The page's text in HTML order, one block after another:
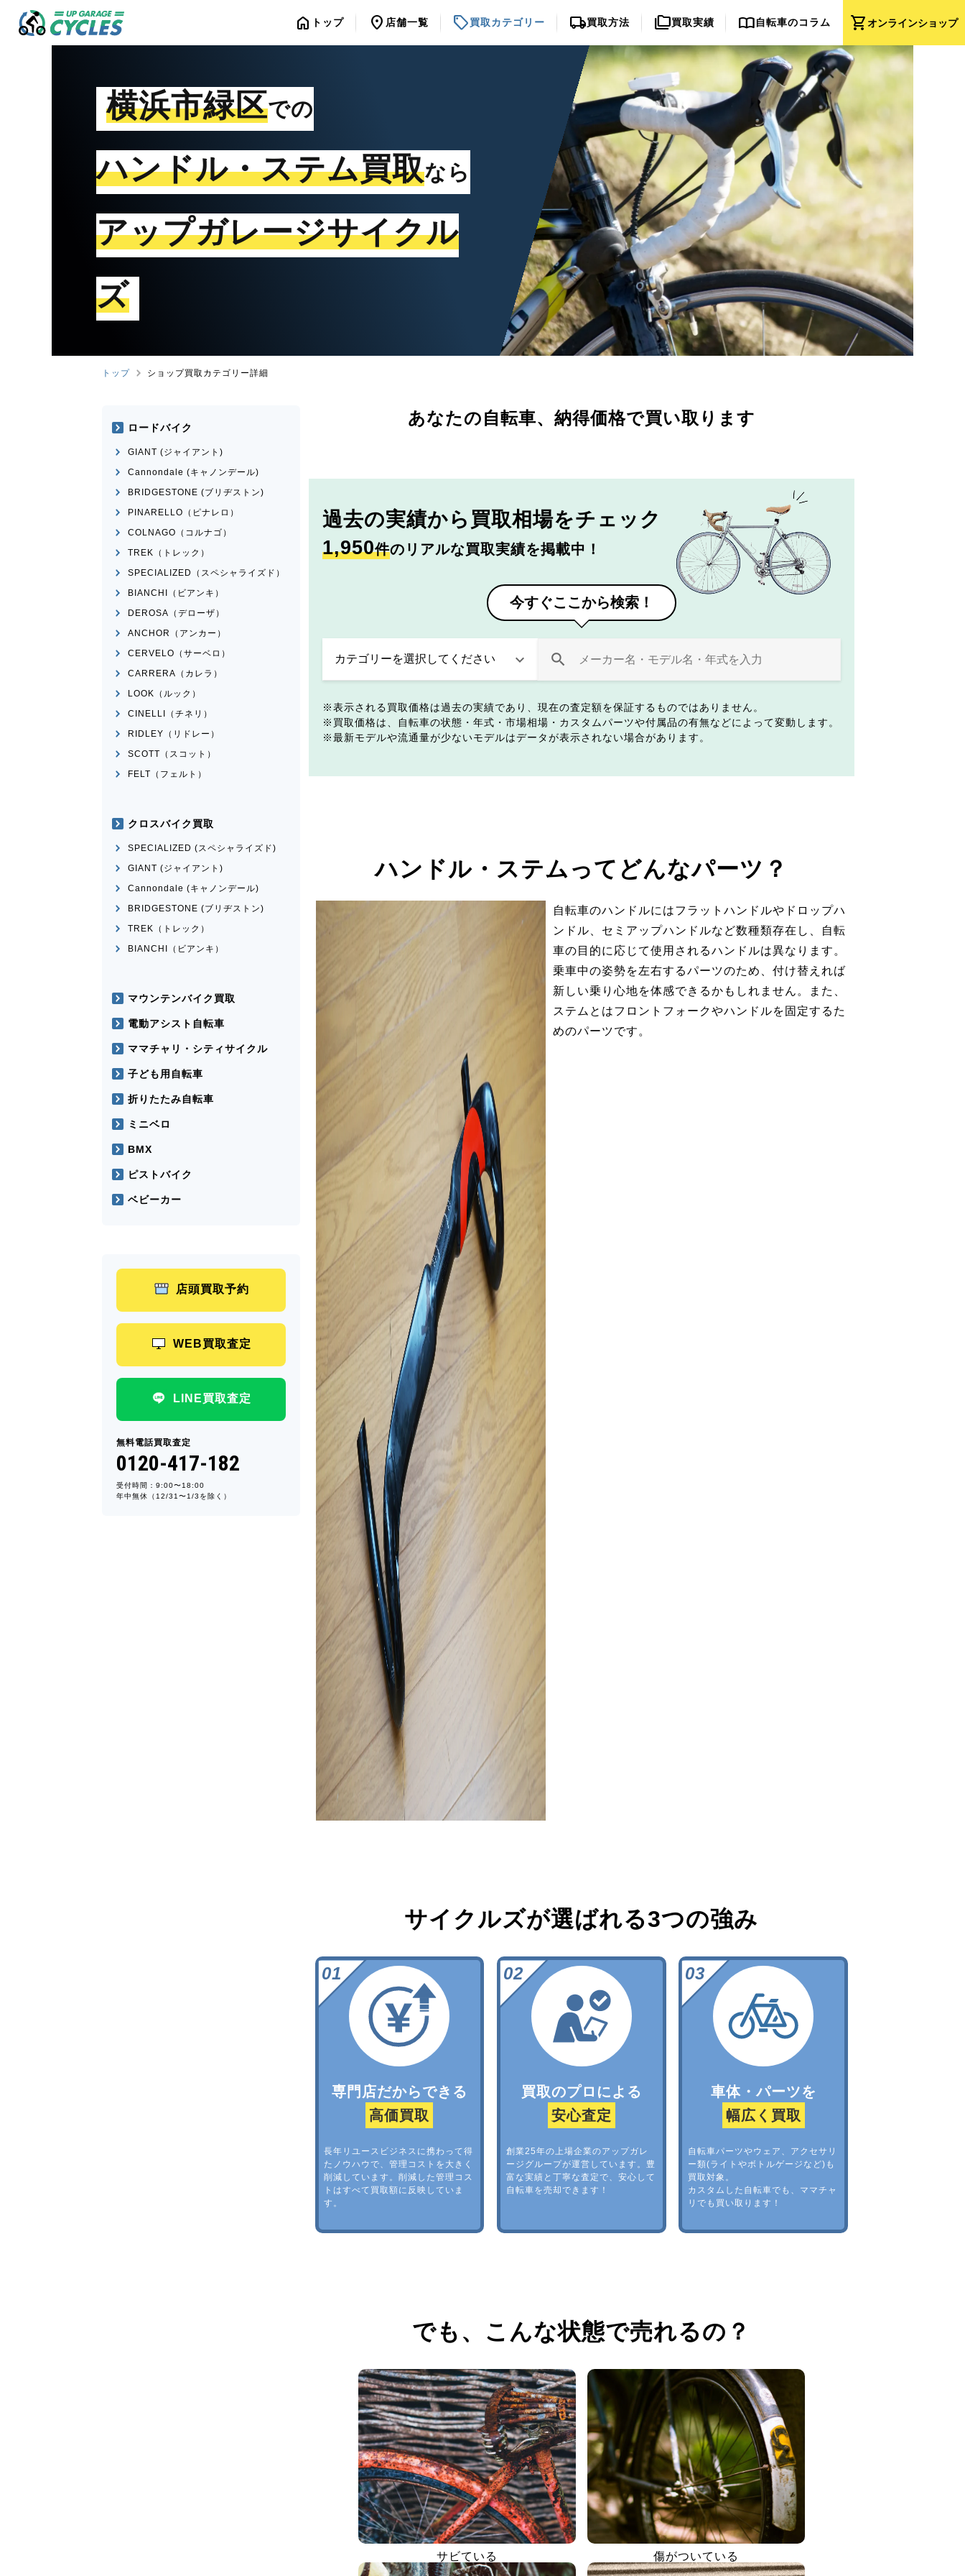
shopping_cartオンラインショップ
home トップ location_on 店舗一覧 sell買取カテゴリー local_shipping買取方法 folder_copy買取実績 import_contacts自転車のコラム
横浜市緑区での
ハンドル・ステム買取なら
アップガレージサイクル
ズ
トップ ショップ買取カテゴリー詳細
あなたの自転車、 納得価格で買い取ります
過去の実績から 買取相場をチェック
1,950件のリアルな買取実績を掲載中！
今すぐここから検索！
表示される買取価格は過去の実績であり、現在の査定額を保証するものではありません。
買取価格は、自転車の状態・年式・市場相場・カスタムパーツや付属品の有無などによって変動します。
最新モデルや流通量が少ないモデルはデータが表示されない場合があります。
ハンドル・ステムってどんなパーツ？
自転車のハンドルにはフラットハンドルやドロップハ
ンドル、セミアップハンドルなど数種類存在し、自転
車の目的に応じて使用されるハンドルは異なります。
乗車中の姿勢を左右するパーツのため、付け替えれば
新しい乗り心地を体感できるかもしれません。また、
ステムとはフロントフォークやハンドルを固定するた
めのパーツです。
サイクルズが選ばれる3つの強み
専門店だからできる
高価買取
長年リユースビジネスに携わって得
たノウハウで、管理コストを大きく
削減しています。削減した管理コス
トはすべて買取額に反映していま
す。
買取のプロによる
安心査定
創業25年の上場企業のアップガレ
ージグループが運営しています。豊
富な実績と丁寧な査定で、安心して
自転車を売却できます！
車体・パーツを
幅広く買取
自転車パーツやウェア、アクセサリ
ー類(ライトやボトルゲージなど)も
買取対象。
カスタムした自転車でも、ママチャ
リでも買い取ります！
でも、 こんな状態で売れるの？
サビている 傷がついている
ロードバイク
GIANT (ジャイアント)
Cannondale (キャノンデール)
BRIDGESTONE (ブリヂストン)
PINARELLO（ピナレロ）
COLNAGO（コルナゴ）
TREK（トレック）
SPECIALIZED（スペシャライズド）
BIANCHI（ビアンキ）
DEROSA（デローザ）
ANCHOR（アンカー）
CERVELO（サーベロ）
CARRERA（カレラ）
LOOK（ルック）
CINELLI（チネリ）
RIDLEY（リドレー）
SCOTT（スコット）
FELT（フェルト）
クロスバイク買取
SPECIALIZED (スペシャライズド)
GIANT (ジャイアント)
Cannondale (キャノンデール)
BRIDGESTONE (ブリヂストン)
TREK（トレック）
BIANCHI（ビアンキ）
マウンテンバイク買取
電動アシスト自転車
ママチャリ・シティサイクル
子ども用自転車
折りたたみ自転車
ミニベロ
BMX
ピストバイク
ベビーカー
店頭買取予約
WEB買取査定
LINE買取査定
無料電話買取査定
0120-417-182
受付時間：9:00〜18:00
年中無休（12/31〜1/3を除く）